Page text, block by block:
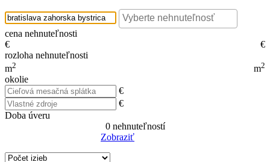
cena nehnuteľnosti
€
€
rozloha nehnuteľnosti
m2 m2
okolie
€
€
Doba úveru
0nehnuteľností
Zobraziť